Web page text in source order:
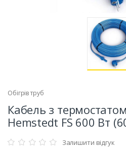
Обігрів труб
Кабель з
Hemstedt FS 600 Вт
Залишити відгук